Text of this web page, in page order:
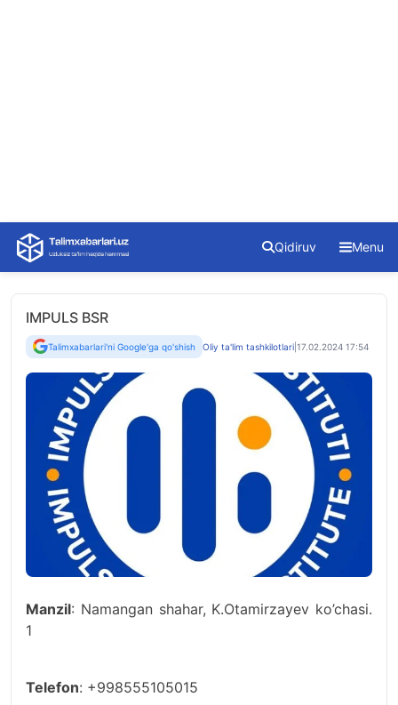
Skip
content
Qidiruv Menu
IMPULS BSR
Talimxabarlari'ni Google'ga qo'shish Oliy ta'lim tashkilotlari 17.02.2024 17:54
Manzil: Namangan shahar, K.Otamirzayev ko’chasi.
1
Telefon: +998555105015